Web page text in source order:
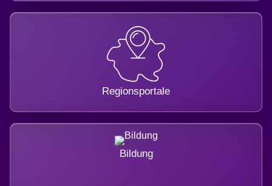
Regionsportale
Bildung